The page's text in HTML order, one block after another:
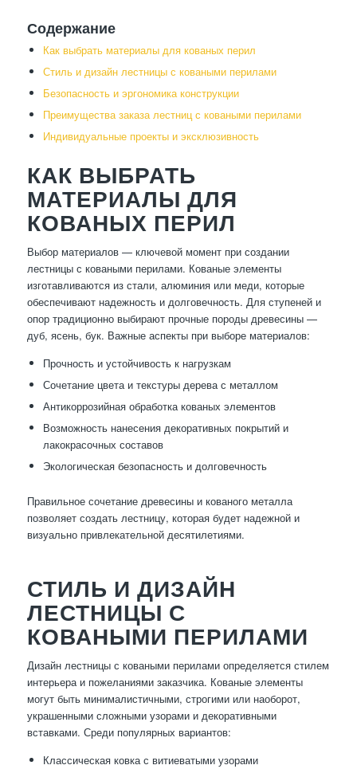
Содержание
Как выбрать материалы для кованых перил
Стиль и дизайн лестницы с коваными перилами
Безопасность и эргономика конструкции
Преимущества заказа лестниц с коваными перилами
Индивидуальные проекты и эксклюзивность
КАК ВЫБРАТЬ
МАТЕРИАЛЫ ДЛЯ
КОВАНЫХ ПЕРИЛ
Выбор материалов — ключевой момент при создании
лестницы с коваными перилами. Кованые элементы
изготавливаются из стали, алюминия или меди, которые
обеспечивают надежность и долговечность. Для ступеней и
опор традиционно выбирают прочные породы древесины —
дуб, ясень, бук. Важные аспекты при выборе материалов:
Прочность и устойчивость к нагрузкам
Сочетание цвета и текстуры дерева с металлом
Антикоррозийная обработка кованых элементов
Возможность нанесения декоративных покрытий и
лакокрасочных составов
Экологическая безопасность и долговечность
Правильное сочетание древесины и кованого металла
позволяет создать лестницу, которая будет надежной и
визуально привлекательной десятилетиями.
СТИЛЬ И ДИЗАЙН
ЛЕСТНИЦЫ С
КОВАНЫМИ ПЕРИЛАМИ
Дизайн лестницы с коваными перилами определяется стилем
интерьера и пожеланиями заказчика. Кованые элементы
могут быть минималистичными, строгими или наоборот,
украшенными сложными узорами и декоративными
вставками. Среди популярных вариантов:
Классическая ковка с витиеватыми узорами